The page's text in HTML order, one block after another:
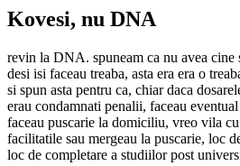
Kovesi, nu DNA
revin la DNA. spuneam ca nu avea cine
desi isi faceau treaba, asta era era o
si spun asta pentru ca, chiar daca
erau condamnati penalii, faceau
faceau puscarie la domiciliu, vreo vila
facilitatile sau mergeau la puscarie, loc
loc de completare a studiilor post